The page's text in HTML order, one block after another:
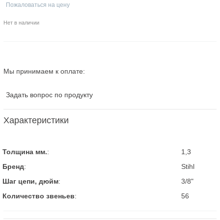
Пожаловаться на цену
Нет в наличии
Мы принимаем к оплате:
Задать вопрос по продукту
Характеристики
Толщина мм.:
1,3
Бренд:
Stihl
Шаг цепи, дюйм:
3/8"
Количество звеньев: 56